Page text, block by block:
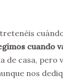
cuando
de casa, pero
nos